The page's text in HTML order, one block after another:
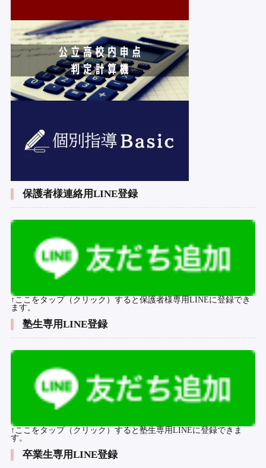
保護者様連絡用LINE登録
↑ここをタップ（クリック）すると保護者様専用LINEに登録でき
ます。
塾生専用LINE登録
↑ここをタップ（クリック）すると塾生専用LINEに登録できま
す。
卒業生専用LINE登録